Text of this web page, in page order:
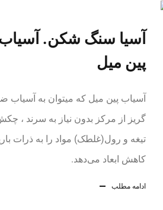
آسیا سنگ شکن.
پین میل
آسیاب پین میل که میتوان به آسیاب
گریز از مرکز بدون نیاز به سرند ،
تیغه و رول(غلطک) مواد را به ذرات
کاهش ابعاد می‌دهد.
ادامه مطلب